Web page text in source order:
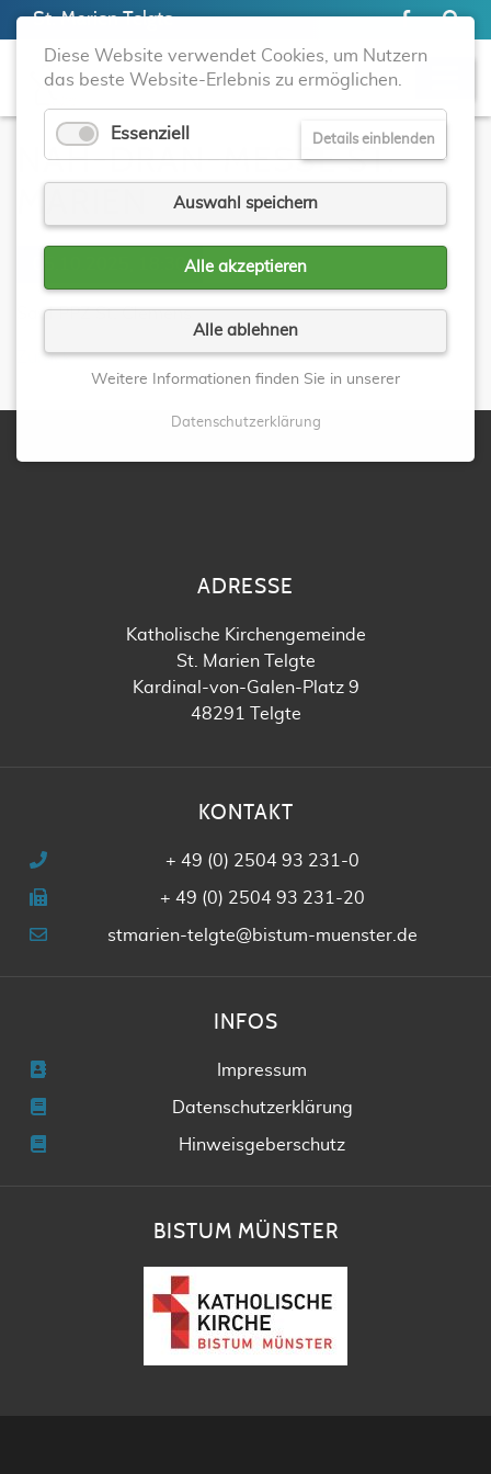
St. Marien Telgte
NAH-DRAN-MESSE ST.
05.10.2025, 18:30
Saal PPZ St. Clemens
Zurück
ADRESSE
Katholische Kirchengemeinde
St. Marien Telgte
Kardinal-von-Galen-Platz 9
48291 Telgte
KONTAKT
+ 49 (0) 2504 93 231-0
+ 49 (0) 2504 93 231-20
stmarien-telgte@bistum-muenster.de
INFOS
Impressum
Datenschutzerklärung
Hinweisgeberschutz
BISTUM MÜNSTER
Diese Website verwendet Cookies, um Nutzern
das beste Website-Erlebnis zu ermöglichen.
Essenziell Details einblenden
Auswahl speichern
Alle akzeptieren
Alle ablehnen
Weitere Informationen finden Sie in unserer
Datenschutzerklärung